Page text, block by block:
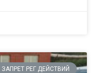
ЗАПРЕТ РЕГ ДЕЙСТВИЙ